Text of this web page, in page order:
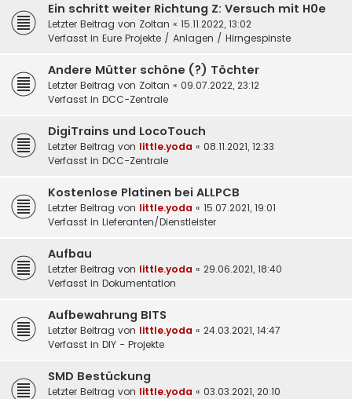
Ein schritt weiter Richtung Z: Versuch mit H0e
Letzter Beitrag von Zoltan « 15.11.2022, 13:02
Verfasst in Eure Projekte / Anlagen / Hirngespinste
Andere Mütter schöne (?) Töchter
Letzter Beitrag von Zoltan « 09.07.2022, 23:12
Verfasst in DCC-Zentrale
DigiTrains und LocoTouch
Letzter Beitrag von little.yoda « 08.11.2021, 12:33
Verfasst in DCC-Zentrale
Kostenlose Platinen bei ALLPCB
Letzter Beitrag von little.yoda « 15.07.2021, 19:01
Verfasst in Lieferanten/Dienstleister
Aufbau
Letzter Beitrag von little.yoda « 29.06.2021, 18:40
Verfasst in Dokumentation
Aufbewahrung BITS
Letzter Beitrag von little.yoda « 24.03.2021, 14:47
Verfasst in DIY - Projekte
SMD Bestückung
Letzter Beitrag von little.yoda « 03.03.2021, 20:10